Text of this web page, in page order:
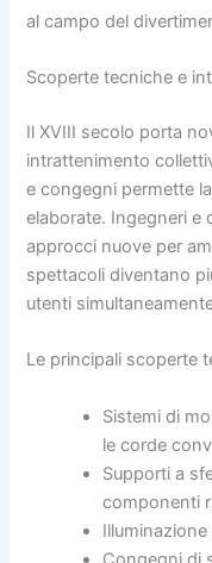
al campo del
Scoperte tecniche e
Il XVIII secolo porta
intrattenimento
e congegni permette
elaborate. Ingegneri e
approcci nuove per
spettacoli diventano
utenti
Le principali scoperte
Sistemi di
le corde
Supporti a
componenti